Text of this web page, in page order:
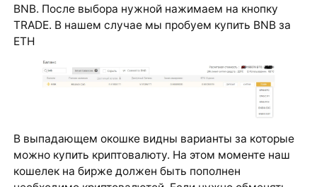
BNB. После выбора нужной нажимаем на кнопку
TRADE. В нашем случае мы пробуем купить BNB за
ETH
В выпадающем окошке видны варианты за которые
можно купить криптовалюту. На этом моменте наш
кошелек на бирже должен быть пополнен